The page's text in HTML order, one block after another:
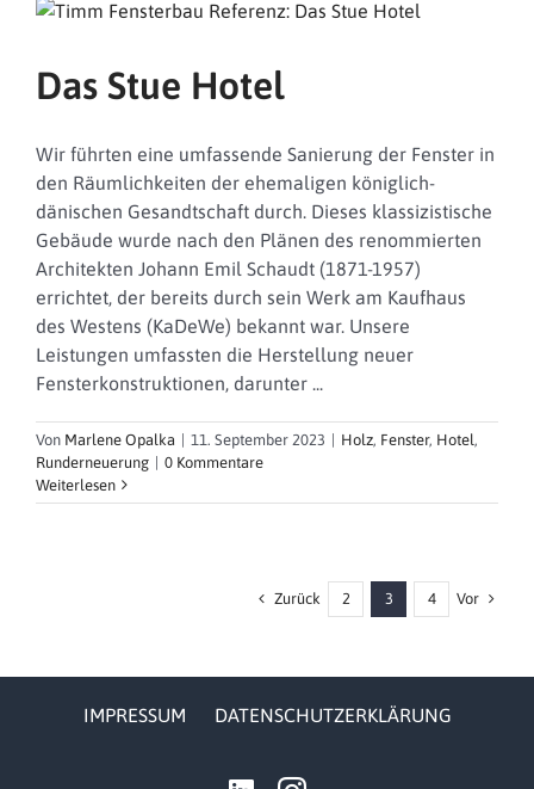
Das Stue Hotel
Wir führten eine umfassende Sanierung der Fenster in
den Räumlichkeiten der ehemaligen königlich-
dänischen Gesandtschaft durch. Dieses klassizistische
Gebäude wurde nach den Plänen des renommierten
Architekten Johann Emil Schaudt (1871-1957)
errichtet, der bereits durch sein Werk am Kaufhaus
des Westens (KaDeWe) bekannt war. Unsere
Leistungen umfassten die Herstellung neuer
Fensterkonstruktionen, darunter ...
Von Marlene Opalka | 11. September 2023 | Holz, Fenster, Hotel,
Runderneuerung | 0 Kommentare
Weiterlesen
Zurück 2 3 4 Vor
IMPRESSUM DATENSCHUTZERKLÄRUNG